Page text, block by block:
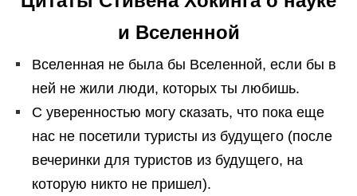
и Вселенной
Вселенная не была бы Вселенной, если бы в
ней не жили люди, которых ты любишь.
С уверенностью могу сказать, что пока еще
нас не посетили туристы из будущего (после
вечеринки для туристов из будущего, на
которую никто не пришел).